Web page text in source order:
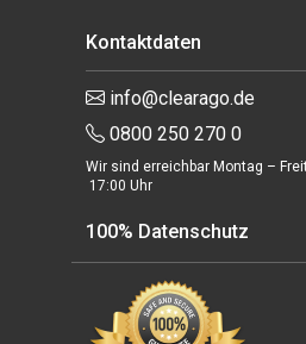
Kontaktdaten
info@clearago.de
0800 250 270 0
Wir sind erreichbar Montag –
17:00 Uhr
100% Datenschutz